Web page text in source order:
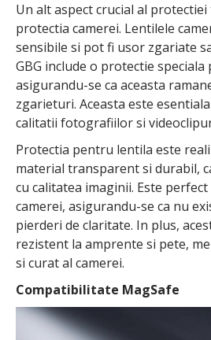
Un alt aspect crucial al
protectia camerei. Lentilele
sensibile si pot fi usor zgariate
GBG include o protectie
asigurandu-se ca aceasta
zgarieturi. Aceasta este
calitatii fotografiilor si
Protectia pentru lentila este
material transparent si durabil,
cu calitatea imaginii. Este
camerei, asigurandu-se ca nu
pierderi de claritate. In plus,
rezistent la amprente si pete,
si curat al camerei.
Compatibilitate MagSafe